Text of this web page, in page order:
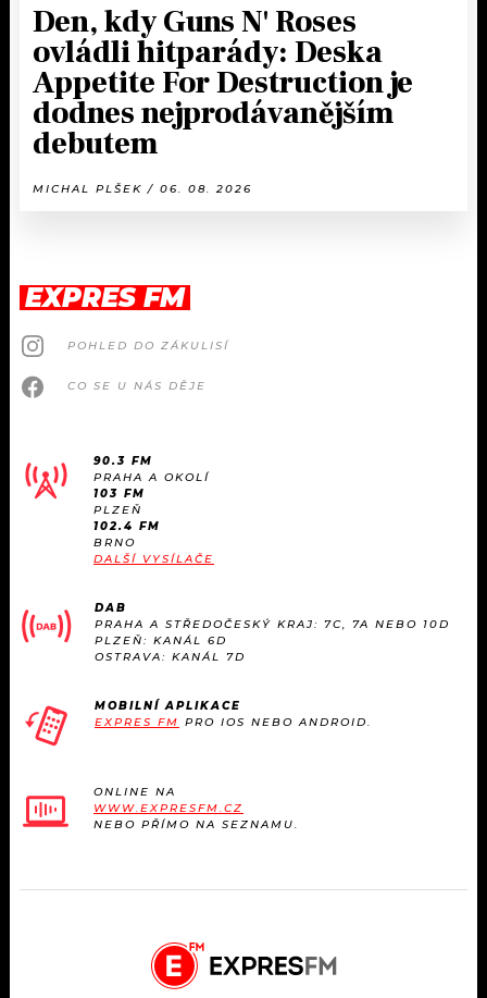
Den, kdy Guns N' Roses
ovládli hitparády: Deska
Appetite For Destruction je
dodnes nejprodávanějším
debutem
MICHAL PLŠEK / 06. 08. 2026
EXPRES FM
POHLED DO ZÁKULISÍ
CO SE U NÁS DĚJE
90.3 FM
PRAHA A OKOLÍ
103 FM
PLZEŇ
102.4 FM
BRNO
DALŠÍ VYSÍLAČE
DAB
PRAHA A STŘEDOČESKÝ KRAJ: 7C, 7A NEBO 10D
PLZEŇ: KANÁL 6D
OSTRAVA: KANÁL 7D
MOBILNÍ APLIKACE
EXPRES FM PRO IOS NEBO ANDROID.
ONLINE NA
WWW.EXPRESFM.CZ
NEBO PŘÍMO NA SEZNAMU.